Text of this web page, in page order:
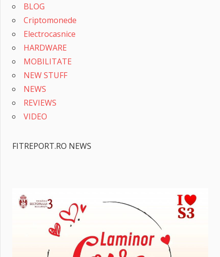
BLOG
Criptomonede
Electrocasnice
HARDWARE
MOBILITATE
NEW STUFF
NEWS
REVIEWS
VIDEO
FITREPORT.RO NEWS